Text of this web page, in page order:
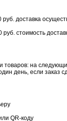
доставка
стоимость
товаров: на
день, если заказ
QR-коду